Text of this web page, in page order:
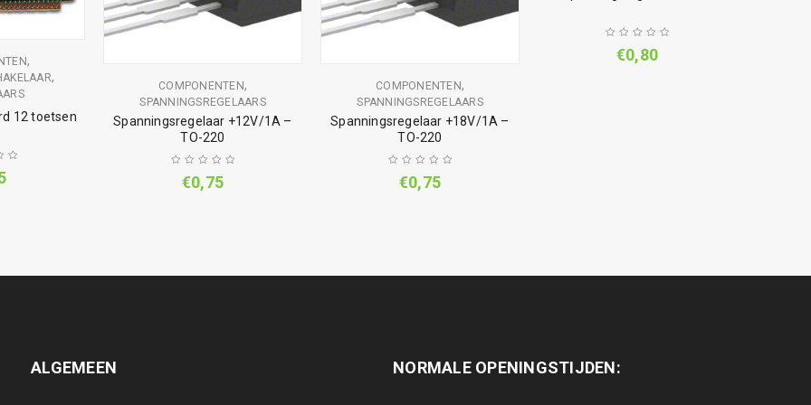
,
,
12 toetsen
COMPONENTEN,
SPANNINGSREGELAARS
Spanningsregelaar +12V/1A –
TO-220
€0,75
COMPONENTEN,
SPANNINGSREGELAARS
Spanningsregelaar +18V/1A –
TO-220
€0,75
€0,80
ALGEMEEN NORMALE OPENINGSTIJDEN: